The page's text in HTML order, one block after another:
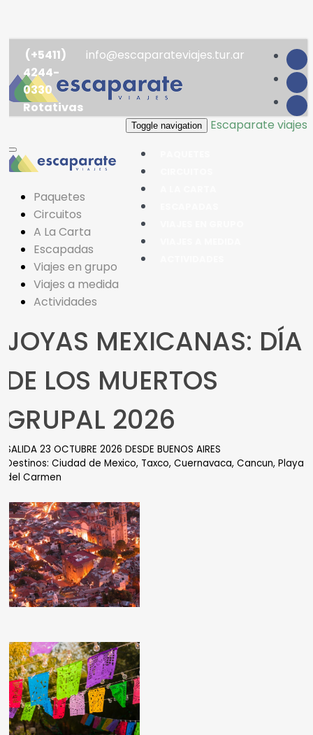
(+5411)
4244-
0330
Rotativas
info@escaparateviajes.tur.ar
Toggle navigation Escaparate viajes
Paquetes
Circuitos
A La Carta
Escapadas
Viajes en grupo
Viajes a medida
Actividades
MEXICANAS: DÍA
LOS MUERTOS
2026
23 OCTUBRE 2026 DESDE BUENOS AIRES
Ciudad de Mexico, Taxco, Cuernavaca, Cancun, Playa
Carmen